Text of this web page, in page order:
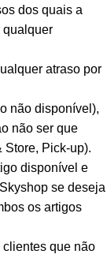
dos quais a
qualquer
atraso por
não disponível),
não ser que
Pick-up).
disponível e
se deseja
os artigos
clientes que não